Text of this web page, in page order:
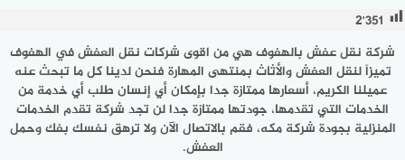
2٬351
شركة نقل عفش بالهفوف هي من اقوى شركات نقل العفش في الهفوف
تميزاً لنقل العفش والأثاث بمنتهى المهارة فنحن لدينا كل ما تبحث عنه
عميلنا الكريم، أسعارها ممتازة جدا بإمكان أي إنسان طلب أي خدمة من
الخدمات التي تقدمها، جودتها ممتازة جدا لن تجد شركة تقدم الخدمات
المنزلية بجودة شركة مكه، فقم بالاتصال الآن ولا ترهق نفسك بفك وحمل
العفش.